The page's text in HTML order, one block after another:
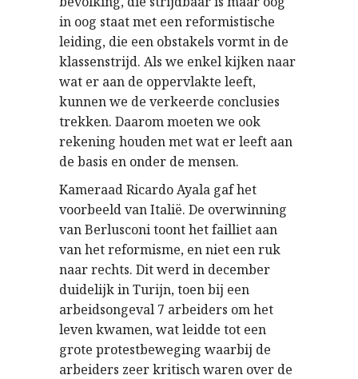
in oog staat met een reformistische
leiding, die een obstakels vormt in de
klassenstrijd. Als we enkel kijken naar
wat er aan de oppervlakte leeft,
kunnen we de verkeerde conclusies
trekken. Daarom moeten we ook
rekening houden met wat er leeft aan
de basis en onder de mensen.
Kameraad Ricardo Ayala gaf het
voorbeeld van Italië. De overwinning
van Berlusconi toont het failliet aan
van het reformisme, en niet een ruk
naar rechts. Dit werd in december
duidelijk in Turijn, toen bij een
arbeidsongeval 7 arbeiders om het
leven kwamen, wat leidde tot een
grote protestbeweging waarbij de
arbeiders zeer kritisch waren over de